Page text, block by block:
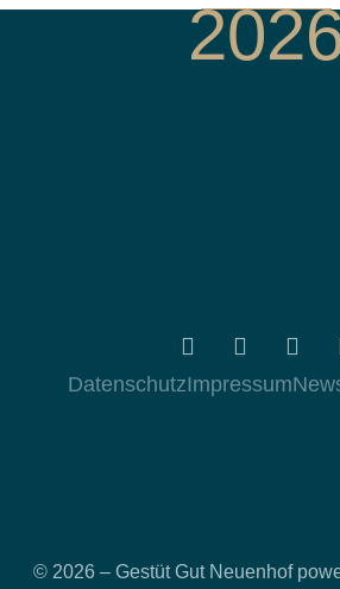
© 2026 – Gestüt Gut Neuenhof
DatenschutzImpressum